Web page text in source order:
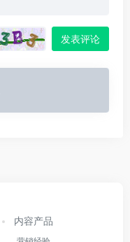
发表评论
内容产品
*